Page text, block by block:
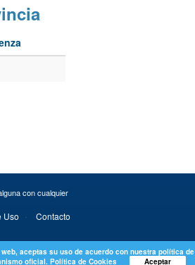
aceptas su uso de acuerdo con nuestra política
oficial. Política de Cookies Aceptar
con cualquier
Uso · Contacto